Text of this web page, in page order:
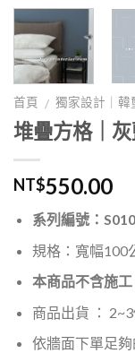
首頁 / 獨家設計｜韓
堆疊方格｜
NT$550.00
系列編號：
規格：寬幅100
本商品不含施工
商品出貨 ：
依牆面下單足